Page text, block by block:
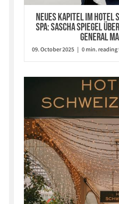
Neues Kapitel im Hotel
Spa: Sascha Spiegel
General
09. October 2025 | 0 min. reading